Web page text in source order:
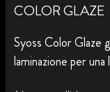
COLOR GLAZE
Syoss Color Glaze
laminazione per